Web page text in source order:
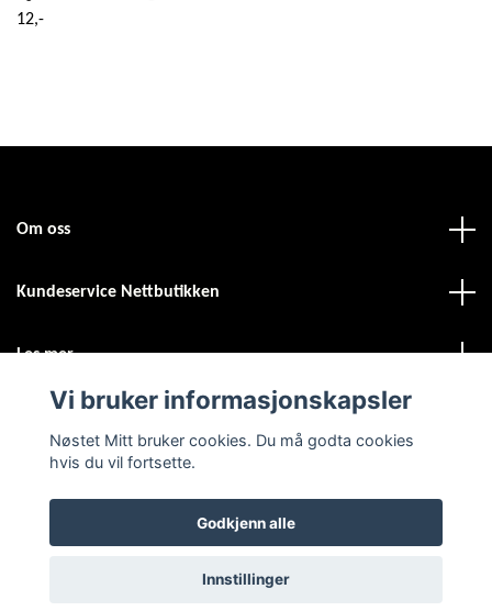
12,-
Om oss
Kundeservice Nettbutikken
Les mer
© 2026 Nøstet MittPowered by Quickbutik
Vi bruker informasjonskapsler
Nøstet Mitt bruker cookies. Du må godta cookies
hvis du vil fortsette.
Godkjenn alle
Innstillinger